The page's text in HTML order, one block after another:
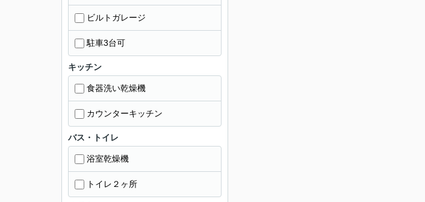
ビルトガレージ
駐車3台可
キッチン
食器洗い乾燥機
カウンターキッチン
バス・トイレ
浴室乾燥機
トイレ２ヶ所